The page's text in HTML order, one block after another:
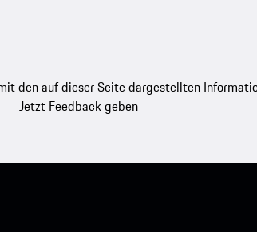
den auf dieser Seite dargestellten
Jetzt Feedback geben